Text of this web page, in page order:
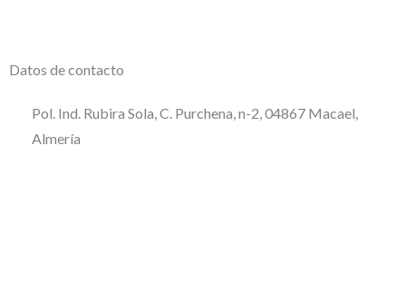
Datos de contacto
Pol. Ind. Rubira Sola, C. Purchena, n-2, 04867 Macael,
Almería